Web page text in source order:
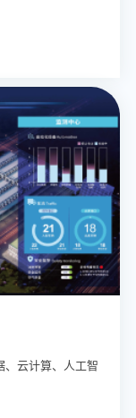
、云计算、人工智